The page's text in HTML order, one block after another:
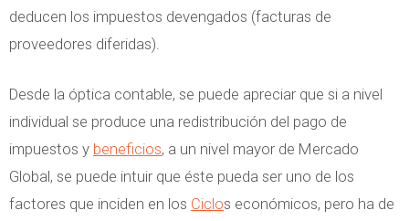
deducen los impuestos devengados (facturas de
proveedores diferidas).
Desde la óptica contable, se puede apreciar que si a nivel
individual se produce una redistribución del pago de
impuestos y beneficios, a un nivel mayor de Mercado
Global, se puede intuir que éste pueda ser uno de los
factores que inciden en los Ciclos económicos, pero ha de